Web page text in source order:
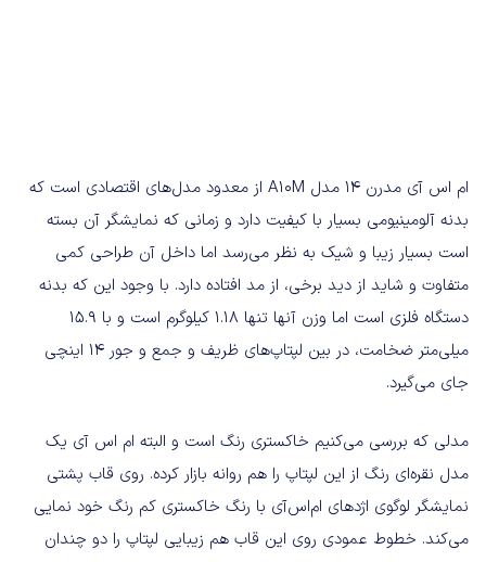
ام اس آی مدرن ۱۴ مدل A10M از معدود مدل‌های اقتصادی است که
بدنه آلومینیومی بسیار با کیفیت دارد و زمانی که نمایشگر آن بسته
است بسیار زیبا و شیک به نظر می‌رسد اما داخل آن طراحی کمی
متفاوت و شاید از دید برخی، از مد افتاده دارد. با وجود این که بدنه
دستگاه فلزی است اما وزن آنها تنها ۱.۱۸ کیلوگرم است و با ۱۵.۹
میلی‌متر ضخامت، در بین لپتاپ‌های ظریف و جمع و جور ۱۴ اینچی
جای می‌گیرد.
مدلی که بررسی می‌کنیم خاکستری رنگ است و البته ام اس آی یک
مدل نقره‌ای رنگ از این لپتاپ را هم روانه بازار کرده. روی قاب پشتی
نمایشگر لوگوی اژدهای ام‌اس‌آی با رنگ خاکستری کم رنگ خود نمایی
می‌کند. خطوط عمودی روی این قاب هم زیبایی لپتاپ را دو چندان